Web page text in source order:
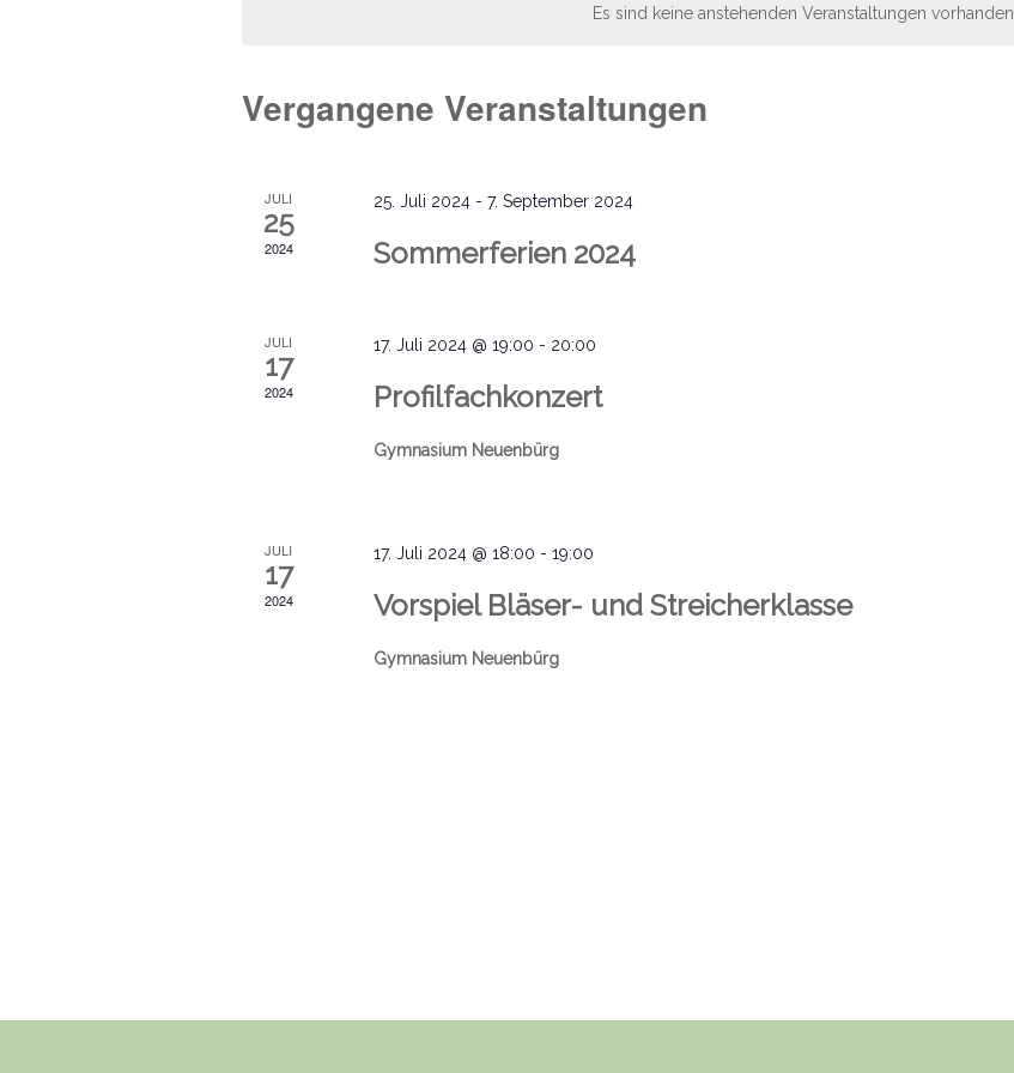
Es sind keine anstehenden Veranstaltungen vorhanden.
Vergangene Veranstaltungen
JULI
25
2024
25. Juli 2024- 7. September 2024
Sommerferien 2024
JULI
17
2024
17. Juli 2024 @ 19:00 - 20:00
Profilfachkonzert
Gymnasium Neuenbürg
JULI
17
2024
17. Juli 2024 @ 18:00 - 19:00
Vorspiel Bläser- und Streicherklasse
Gymnasium Neuenbürg